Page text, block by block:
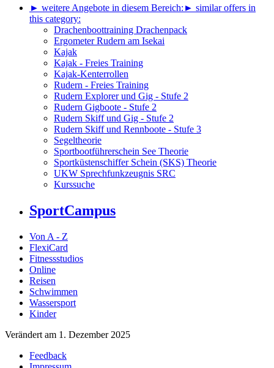
► weitere Angebote in diesem Bereich: ► similar offers in
this category:
Drachenboottraining Drachenpack
Ergometer Rudern am Isekai
Kajak
Kajak - Freies Training
Kajak-Kenterrollen
Rudern - Freies Training
Rudern Explorer und Gig - Stufe 2
Rudern Gigboote - Stufe 2
Rudern Skiff und Gig - Stufe 2
Rudern Skiff und Rennboote - Stufe 3
Segeltheorie
Sportbootführerschein See Theorie
Sportküstenschiffer Schein (SKS) Theorie
UKW Sprechfunkzeugnis SRC
Kurssuche
SportCampus
Von A - Z
FlexiCard
Fitnessstudios
Online
Reisen
Schwimmen
Wassersport
Kinder
Verändert am 1. Dezember 2025
Feedback